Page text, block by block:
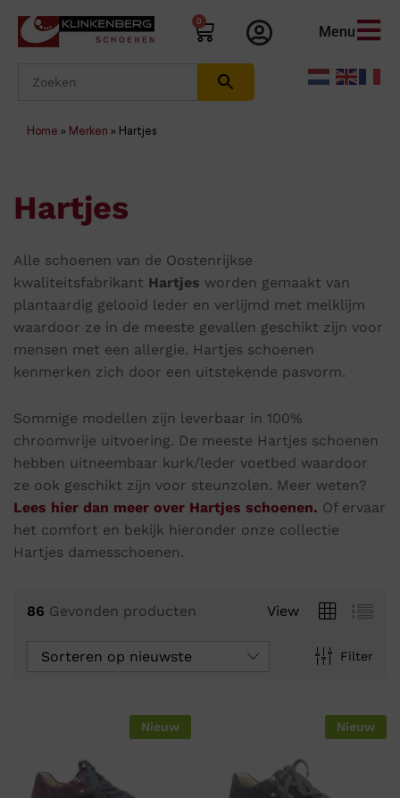
0
Menu
Home » Merken » Hartjes
Hartjes
Alle schoenen van de Oostenrijkse
kwaliteitsfabrikant Hartjes worden gemaakt van
plantaardig gelooid leder en verlijmd met melklijm
waardoor ze in de meeste gevallen geschikt zijn voor
mensen met een allergie. Hartjes schoenen
kenmerken zich door een uitstekende pasvorm.
Sommige modellen zijn leverbaar in 100%
chroomvrije uitvoering. De meeste Hartjes schoenen
hebben uitneembaar kurk/leder voetbed waardoor
ze ook geschikt zijn voor steunzolen. Meer weten?
Lees hier dan meer over Hartjes schoenen. Of ervaar
het comfort en bekijk hieronder onze collectie
Hartjes damesschoenen.
86 Gevonden producten View
Filter
Sorteren op nieuwste
Nieuw Nieuw